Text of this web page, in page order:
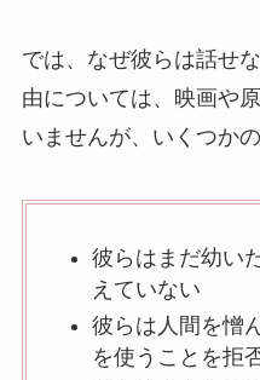
では、なぜ彼らは話せ
由については、映画や
いませんが、いくつか
彼らはまだ幼い
えていない
彼らは人間を憎
を使うことを拒